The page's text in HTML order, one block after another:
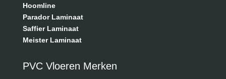
Hoomline
Parador Laminaat
Saffier Laminaat
Meister Laminaat
PVC Vloeren Merken